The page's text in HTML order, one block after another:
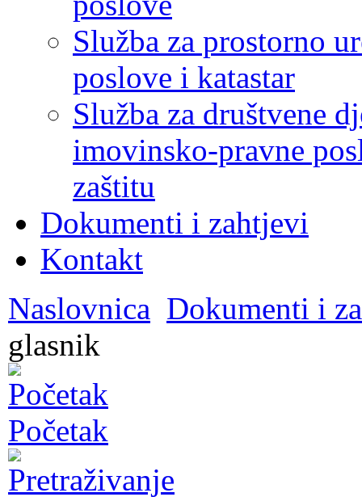
Služba za prostorno
poslove i katastar
Služba za društvene
imovinsko-pravne
zaštitu
Dokumenti i zahtjevi
Kontakt
Naslovnica Dokumenti i
glasnik
Početak